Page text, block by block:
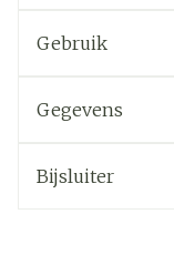
Gebruik
Gegevens
Bijsluiter